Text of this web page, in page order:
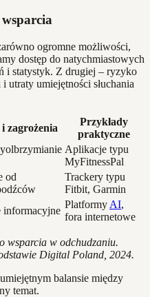
ogromne możliwości,
dostęp do natychmiastowych
i statystyk. Z drugiej – ryzyko
utraty umiejętności słuchania
zagrożenia
Przykłady
praktyczne
Aplikacje typu
MyFitnessPal
od
Trackery typu
Fitbit, Garmin
informacyjne
Platformy AI,
fora internetowe
wsparcia w odchudzaniu.
Digital Poland, 2024.
balansie między
temat.